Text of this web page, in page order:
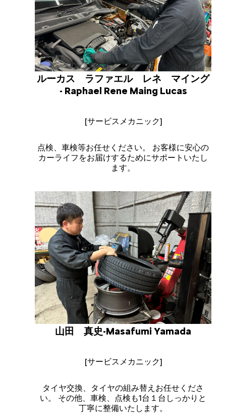
ルーカス ラファエル レネ マイング
- Raphael Rene Maing Lucas
[サービスメカニック]
点検、車検等お任せください。 お客様に安心の
カーライフをお届けするためにサポートいたし
ます。
山田 真史-Masafumi Yamada
[サービスメカニック]
タイヤ交換、タイヤの組み替えお任せくださ
い。 その他、車検、点検も1台１台しっかりと
丁寧に整備いたします。